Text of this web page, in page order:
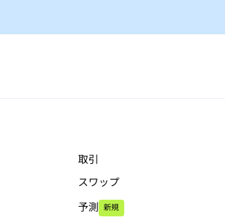
取引
スワップ
予測 新規